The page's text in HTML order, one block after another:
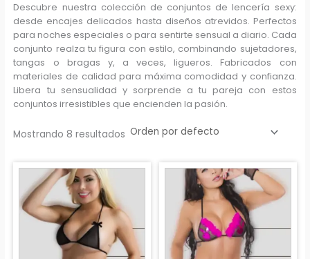
Descubre nuestra colección de conjuntos de lencería sexy:
desde encajes delicados hasta diseños atrevidos. Perfectos
para noches especiales o para sentirte sensual a diario. Cada
conjunto realza tu figura con estilo, combinando sujetadores,
tangas o bragas y, a veces, ligueros. Fabricados con
materiales de calidad para máxima comodidad y confianza.
Libera tu sensualidad y sorprende a tu pareja con estos
conjuntos irresistibles que encienden la pasión.
Mostrando 8 resultados